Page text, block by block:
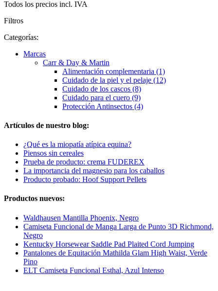
Todos los precios incl. IVA
Filtros
Categorías:
Marcas
Carr & Day & Martin
Alimentación complementaria (1)
Cuidado de la piel y el pelaje (12)
Cuidado de los cascos (8)
Cuidado para el cuero (9)
Protección Antinsectos (4)
Artículos de nuestro blog:
¿Qué es la miopatía atípica equina?
Piensos sin cereales
Prueba de producto: crema FUDEREX
La importancia del magnesio para los caballos
Producto probado: Hoof Support Pellets
Productos nuevos:
Waldhausen Mantilla Phoenix, Negro
Camiseta Funcional de Manga Larga de Punto 3D Richmond,
Negro
Kentucky Horsewear Saddle Pad Plaited Cord Jumping
Pantalones de Equitación Mathilda Glam High Waist, Verde
Pino
ELT Camiseta Funcional Esthal, Azul Intenso